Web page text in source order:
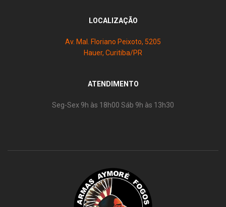
LOCALIZAÇÃO
Av. Mal. Floriano Peixoto, 5205
Hauer, Curitiba/PR
ATENDIMENTO
Seg-Sex 9h às 18h00 Sáb 9h às 13h30